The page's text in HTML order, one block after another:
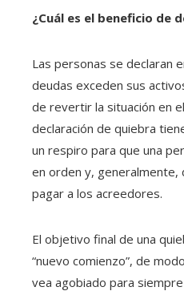
¿Cuál es el beneficio de
Las personas se declaran
deudas exceden sus
de revertir la situación en
declaración de quiebra
un respiro para que una
en orden y, generalmente,
pagar a los acreedores.
El objetivo final de una
“nuevo comienzo”, de
vea agobiado para